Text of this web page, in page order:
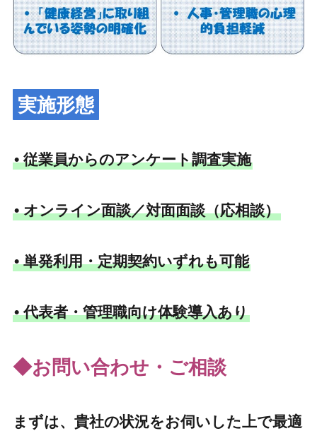
実施形態
• 従業員からのアンケート調査実施
• オンライン面談／対面面談（応相談）
• 単発利用・定期契約いずれも可能
• 代表者・管理職向け体験導入あり
◆お問い合わせ・ご相談
まずは、貴社の状況をお伺いした上で最適